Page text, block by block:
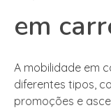
em
A mobilidade em
diferentes tipos,
promoções e